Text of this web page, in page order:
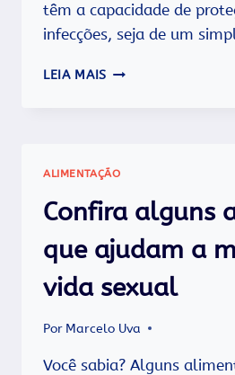
têm a capacidade de
infecções, seja de um
LEIA MAIS PREVENÇÃO
É
COMO
SE
PREVENIR!
ALIMENTAÇÃO
Confira alguns
que ajudam a
vida sexual
Por Marcelo Uva
Você sabia? Alguns